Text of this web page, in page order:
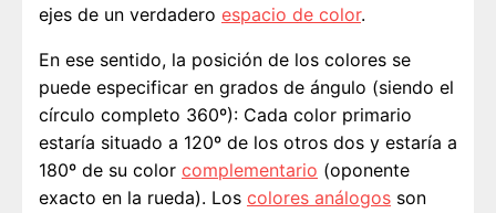
ejes de un verdadero espacio de color.
En ese sentido, la posición de los colores se
puede especificar en grados de ángulo (siendo el
círculo completo 360º): Cada color primario
estaría situado a 120º de los otros dos y estaría a
180º de su color complementario (oponente
exacto en la rueda). Los colores análogos son